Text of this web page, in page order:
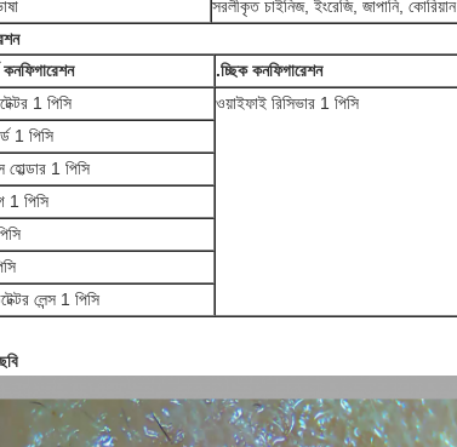
সরলীকৃত চাইনিজ, ইংরেজি, জাপানি, কোরিয়ান
কনফিগারেশন
.চ্ছিক কনফিগারেশন
1 পিসি
ওয়াইফাই রিসিভার 1 পিসি
1 পিসি
হোল্ডার 1 পিসি
1 পিসি
লেন্স 1 পিসি